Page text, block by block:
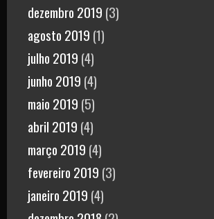
dezembro 2019 (3)
agosto 2019 (1)
julho 2019 (4)
junho 2019 (4)
maio 2019 (5)
abril 2019 (4)
março 2019 (4)
fevereiro 2019 (3)
janeiro 2019 (4)